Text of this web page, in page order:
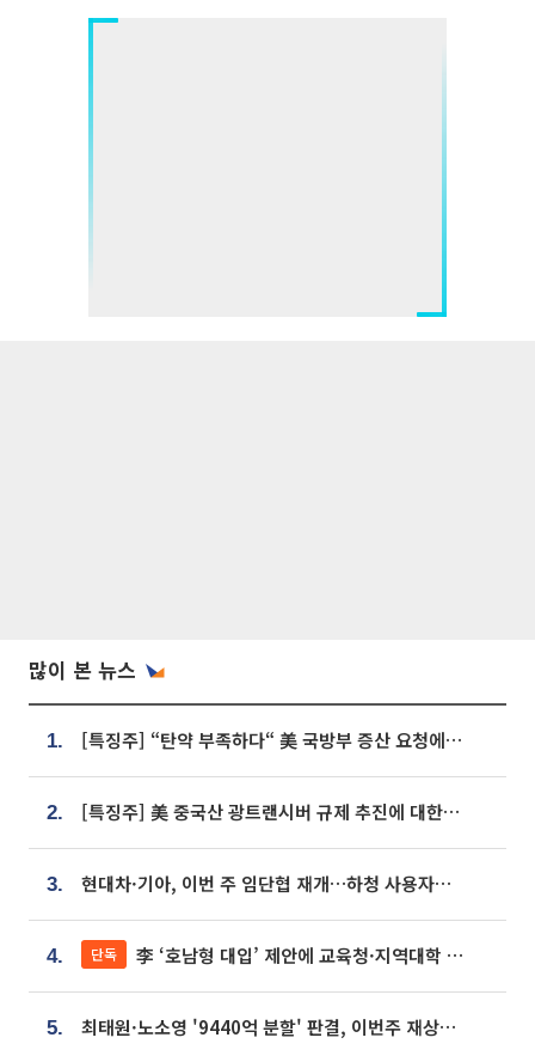
많이 본 뉴스
1. [특징주] “탄약 부족하다“ 美 국방부 증산 요청에⋯국내 방산주 급등세
2. [특징주] 美 중국산 광트랜시버 규제 추진에 대한광통신 등 광통신株 강세
3. 현대차·기아, 이번 주 임단협 재개…하청 사용자성 재심도 ‘변수’
4. 단독 李 ‘호남형 대입’ 제안에 교육청·지역대학 서·논술형 입시 연계 '착수'
5. 최태원·노소영 '9440억 분할' 판결, 이번주 재상고 여부 주목